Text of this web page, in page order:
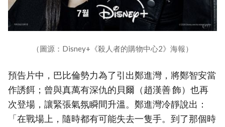
（圖源：Disney+《殺人者的購物中心2》海報）
預告片中，巴比倫勢力為了引出鄭進灣，將鄭智安當
作誘餌；曾與真萬有深仇的貝爾（趙漢善 飾）也再
次登場，讓緊張氣氛瞬間升溫。鄭進灣冷靜說出：
「在戰場上，隨時都有可能失去一隻手。到了那個時